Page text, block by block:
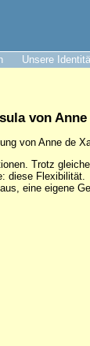
Unsere
von
von Anne de
Trotz
diese Flexibilität.
eine eigene